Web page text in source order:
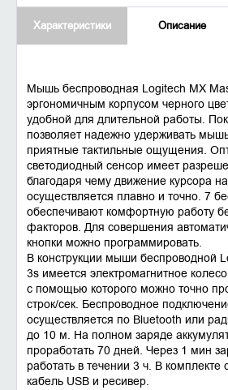
Характеристики Описание
Мышь беспроводная Logitech MX
эргономичным корпусом черного
удобной для длительной работы.
позволяет надежно удерживать
приятные тактильные ощущения.
светодиодный сенсор имеет
благодаря чему движение курсора
осуществляется плавно и точно. 7
обеспечивают комфортную работу
факторов. Для совершения
кнопки можно программировать.
В конструкции мыши беспроводной
3s имеется электромагнитное
с помощью которого можно точно
строк/сек. Беспроводное
осуществляется по Bluetooth или
до 10 м. На полном заряде
проработать 70 дней. Через 1 мин
работать в течении 3 ч. В
кабель USB и ресивер.